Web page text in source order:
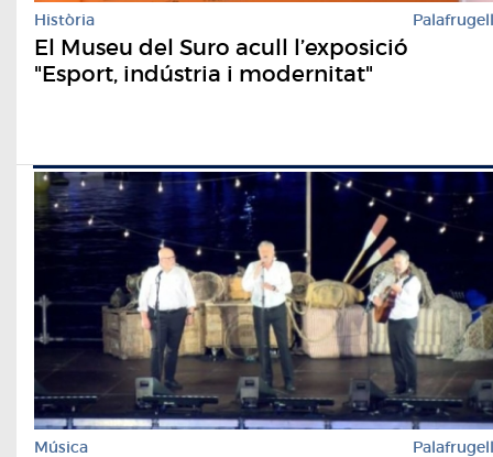
Història Palafrugell
El Museu del Suro acull l’exposició
"Esport, indústria i modernitat"
Música Palafrugell